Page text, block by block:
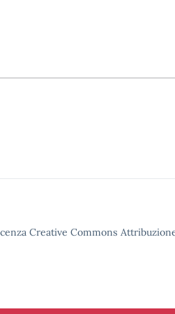
Creative Commons